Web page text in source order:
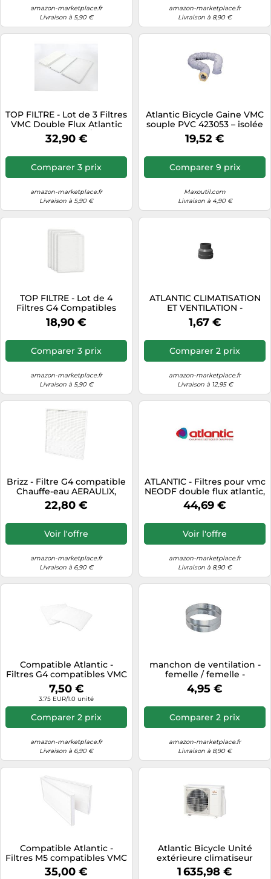
amazon-marketplace.fr
Livraison à 5,90 €
amazon-marketplace.fr
Livraison à 8,90 €
TOP FILTRE - Lot de 3 Filtres
VMC Double Flux Atlantic
OPTIMOCOSY HR/Sauter
PANEGA - 2 Filtres G4 & 1
l’Air
32,90 €
Comparer 3 prix
amazon-marketplace.fr
Livraison à 5,90 €
Atlantic Bicycle Gaine VMC
souple PVC 423053 – isolée
25 mm Ø125 mm 6 m
19,52 €
Comparer 9 prix
Maxoutil.com
Livraison à 4,90 €
TOP FILTRE - Lot de 4
Filtres G4 Compatibles
VMC Double Flux SAUTER
Gorner, Medven et
Primocosy/Primocosy HR -
Dimensions 255 x 191 x 6
18,90 €
Comparer 3 prix
amazon-marketplace.fr
Livraison à 5,90 €
ATLANTIC CLIMATISATION
ET VENTILATION -
REDUCTION VMC PAVILLON
RP80/60 ATLANTIC 422221 -
1,67 €
Comparer 2 prix
amazon-marketplace.fr
Livraison à 12,95 €
Brizz - Filtre G4 compatible
Chauffe-eau AERAULIX,
AERAULIX 2 et 3 Atlantic
22,80 €
Voir l'offre
amazon-marketplace.fr
Livraison à 6,90 €
ATLANTIC - Filtres pour vmc
NEODF double flux atlantic,
lot de 4 filtres
44,69 €
Voir l'offre
amazon-marketplace.fr
Livraison à 8,90 €
Compatible Atlantic -
Filtres G4 compatibles VMC
NEODF Atlantic (2 pièces)
7,50 €
3.75 EUR/1.0 unité
Comparer 2 prix
amazon-marketplace.fr
Livraison à 6,90 €
manchon de ventilation -
femelle / femelle -
diamètre 125 mm - atlantic
523431
4,95 €
Comparer 2 prix
amazon-marketplace.fr
Livraison à 8,90 €
Compatible Atlantic -
Filtres M5 compatibles VMC
DUOLIX ou DUOCOSY
35,00 €
Atlantic Bicycle Unité
extérieure climatiseur
AOYG 18 KBTA3.UE tri-splits
1 635,98 €